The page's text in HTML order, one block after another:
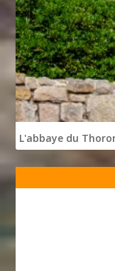
L'abbaye du